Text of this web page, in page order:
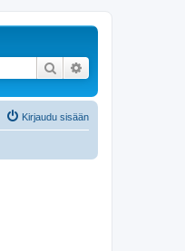
Etsi
Kirjaudu sisään